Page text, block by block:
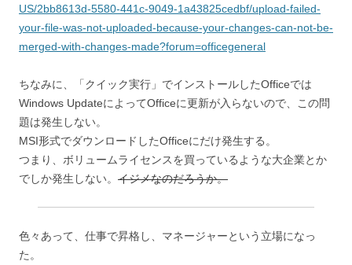
US/2bb8613d-5580-441c-9049-1a43825cedbf/upload-failed-
your-file-was-not-uploaded-because-your-changes-can-not-be-
merged-with-changes-made?forum=officegeneral
ちなみに、「クイック実行」でインストールしたOfficeでは
Windows UpdateによってOfficeに更新が入らないので、この問
題は発生しない。
MSI形式でダウンロードしたOfficeにだけ発生する。
つまり、ボリュームライセンスを買っているような大企業とか
でしか発生しない。 イジメなのだろうか。
色々あって、仕事で昇格し、マネージャーという立場になっ
た。